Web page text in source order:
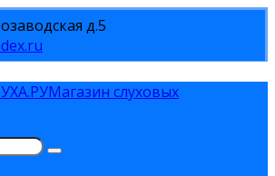
д.5
Магазин слуховых